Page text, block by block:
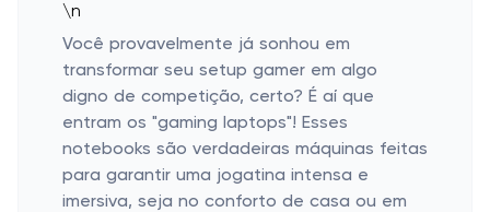
\n
Você provavelmente já sonhou em
transformar seu setup gamer em algo
digno de competição, certo? É aí que
entram os "gaming laptops"! Esses
notebooks são verdadeiras máquinas feitas
para garantir uma jogatina intensa e
imersiva, seja no conforto de casa ou em